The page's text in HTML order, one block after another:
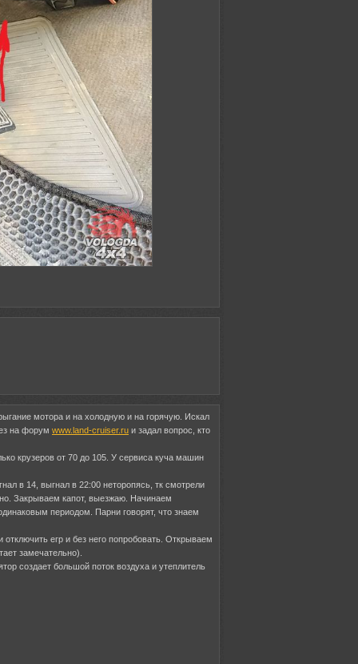
мотора и на холодную и на горячую. Искал
на форум www.land-cruiser.ru и задал вопрос, кто
крузеров от 70 до 105. У сервиса куча машин
в 14, выгнал в 22:00 неторопясь, тк смотрели
Закрываем капот, выезжаю. Начинаем
периодом. Парни говорят, что знаем
егр и без него попробовать. Открываем
замечательно).
создает большой поток воздуха и утеплитель